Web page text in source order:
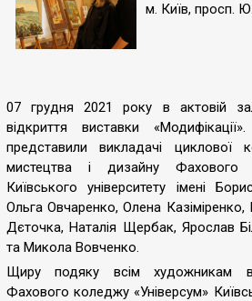
м. Київ, просп. Ю.
07 грудня 2021 року в актовій
відкриття виставки
представили викладачі циклової
мистецтва і дизайну Фахового
Київського університету імені
Ольга Овчаренко, Олена
Дєточка, Наталія Щербак, Ярослав
та Микола Вовченко.
Щиру подяку всім художникам
Фахового коледжу «Універсум»